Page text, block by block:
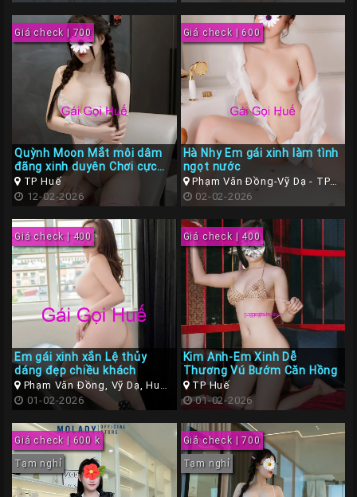
Group
Gái
Giá check | 700
Quỳnh Moon Mắt môi dâm
đãng xinh duyên Chơi cực
phê
TP Huế
12-02-2026
Giá check | 600
Hà Nhy Em gái xinh làm tình
ngọt nước
Phạm Văn Đồng-Vỹ Dạ - TP
Huế ( Thừa Thiên Huế )
02-02-2026
Giá check | 400
Em gái xinh xắn Lệ thủy
dáng đẹp chiều khách
Phạm Văn Đồng, Vỹ Dạ, Huế,
Thừa Thiên Huế
01-02-2026
Giá check | 400
Kim Anh-Em Xinh Dễ
Thương Vú Bướm Căn Hồng
TP Huế
01-02-2026
Giá check | 600 k
Tạm nghỉ
Giá check | 700
Tạm nghỉ